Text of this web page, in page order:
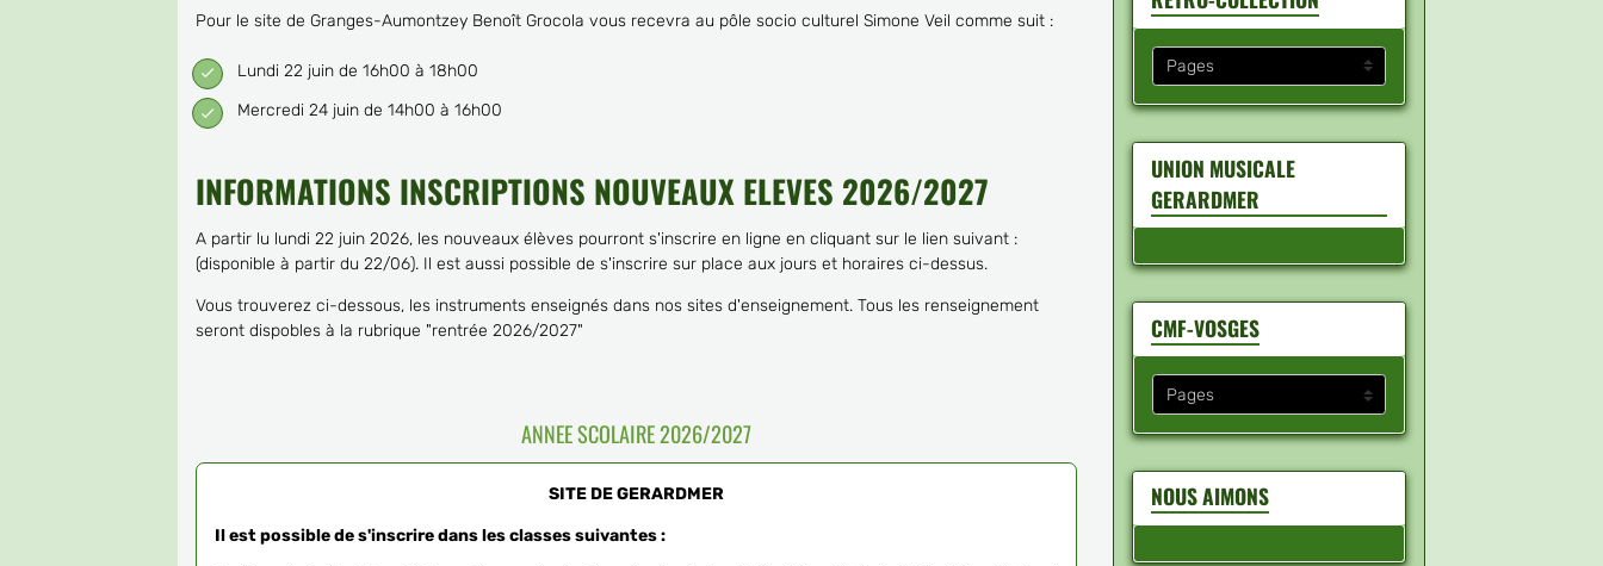
Pour le site de Granges-Aumontzey Benoît Grocola vous recevra au pôle socio culturel Simone Veil comme suit :
Lundi 22 juin de 16h00 à 18h00
Mercredi 24 juin de 14h00 à 16h00
INFORMATIONS INSCRIPTIONS NOUVEAUX ELEVES 2026/2027
A partir lu lundi 22 juin 2026, les nouveaux élèves pourront s'inscrire en ligne en cliquant sur le lien suivant :
(disponible à partir du 22/06). Il est aussi possible de s'inscrire sur place aux jours et horaires ci-dessus.
Vous trouverez ci-dessous, les instruments enseignés dans nos sites d'enseignement. Tous les renseignement
seront dispobles à la rubrique "rentrée 2026/2027"
ANNEE SCOLAIRE 2026/2027
SITE DE GERARDMER
Il est possible de s'inscrire dans les classes suivantes :
UNION MUSICALE
GERARDMER
CMF-VOSGES
NOUS AIMONS